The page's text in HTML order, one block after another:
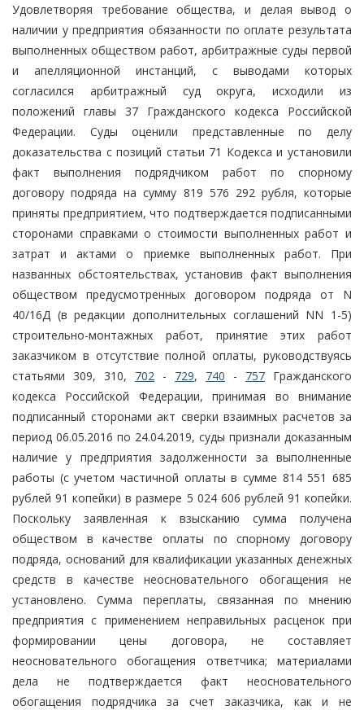
Удовлетворяя требование общества, и делая вывод о
наличии у предприятия обязанности по оплате результата
выполненных обществом работ, арбитражные суды первой
и апелляционной инстанций, с выводами которых
согласился арбитражный суд округа, исходили из
положений главы 37 Гражданского кодекса Российской
Федерации. Суды оценили представленные по делу
доказательства с позиций статьи 71 Кодекса и установили
факт выполнения подрядчиком работ по спорному
договору подряда на сумму 819 576 292 рубля, которые
приняты предприятием, что подтверждается подписанными
сторонами справками о стоимости выполненных работ и
затрат и актами о приемке выполненных работ. При
названных обстоятельствах, установив факт выполнения
обществом предусмотренных договором подряда от N
40/16Д (в редакции дополнительных соглашений NN 1-5)
строительно-монтажных работ, принятие этих работ
заказчиком в отсутствие полной оплаты, руководствуясь
статьями 309, 310, 702 - 729, 740 - 757 Гражданского
кодекса Российской Федерации, принимая во внимание
подписанный сторонами акт сверки взаимных расчетов за
период 06.05.2016 по 24.04.2019, суды признали доказанным
наличие у предприятия задолженности за выполненные
работы (с учетом частичной оплаты в сумме 814 551 685
рублей 91 копейки) в размере 5 024 606 рублей 91 копейки.
Поскольку заявленная к взысканию сумма получена
обществом в качестве оплаты по спорному договору
подряда, оснований для квалификации указанных денежных
средств в качестве неосновательного обогащения не
установлено. Сумма переплаты, связанная по мнению
предприятия с применением неправильных расценок при
формировании цены договора, не составляет
неосновательного обогащения ответчика; материалами
дела не подтверждается факт неосновательного
обогащения подрядчика за счет заказчика, как и не